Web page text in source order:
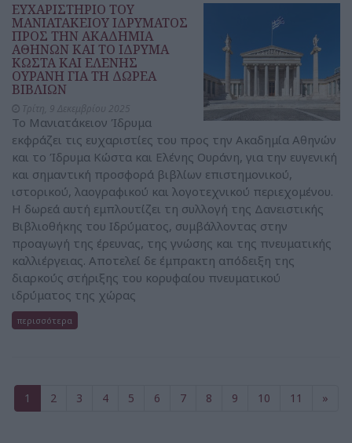
ΕΥΧΑΡΙΣΤΗΡΙΟ ΤΟΥ
ΜΑΝΙΑΤΑΚΕΙΟΥ ΙΔΡΥΜΑΤΟΣ
ΠΡΟΣ ΤΗΝ ΑΚΑΔΗΜΙΑ
ΑΘΗΝΩΝ ΚΑΙ ΤΟ ΙΔΡΥΜΑ
ΚΩΣΤΑ ΚΑΙ ΕΛΕΝΗΣ
ΟΥΡΑΝΗ ΓΙΑ ΤΗ ΔΩΡΕΑ
ΒΙΒΛΙΩΝ
Το Μανιατάκειον Ίδρυμα
εκφράζει τις ευχαριστίες του προς την Ακαδημία Αθηνών
και το Ίδρυμα Κώστα και Ελένης Ουράνη, για την ευγενική
και σημαντική προσφορά βιβλίων επιστημονικού,
ιστορικού, λαογραφικού και λογοτεχνικού περιεχομένου.
Η δωρεά αυτή εμπλουτίζει τη συλλογή της Δανειστικής
Βιβλιοθήκης του Ιδρύματος, συμβάλλοντας στην
προαγωγή της έρευνας, της γνώσης και της πνευματικής
καλλιέργειας. Αποτελεί δε έμπρακτη απόδειξη της
διαρκούς στήριξης του κορυφαίου πνευματικού
ιδρύματος της χώρας
περισσότερα
1 2 3 4 5 6 7 8 9 10 11 »